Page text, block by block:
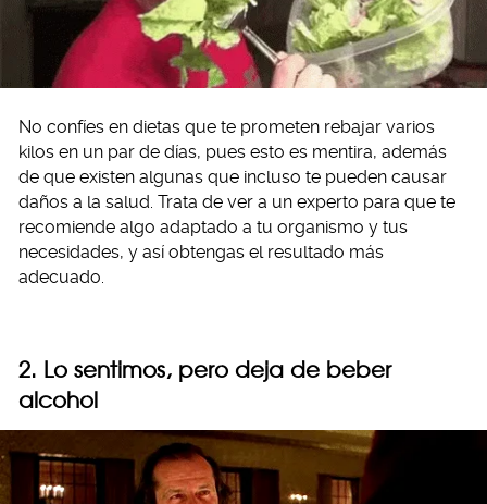
No confíes en dietas que te prometen rebajar varios
kilos en un par de días, pues esto es mentira, además
de que existen algunas que incluso te pueden causar
daños a la salud. Trata de ver a un experto para que te
recomiende algo adaptado a tu organismo y tus
necesidades, y así obtengas el resultado más
adecuado.
2. Lo sentimos, pero deja de beber
alcohol